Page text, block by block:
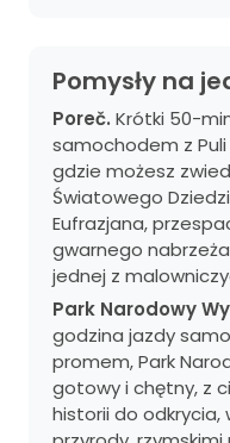
Pomysły na
Poreč. Krótki 50-
samochodem z
gdzie możesz
Światowego
Eufrazjana,
gwarnego
jednej z
Park Narodowy
godzina jazdy
promem, Park
gotowy i chętny, z
historii do odkrycia,